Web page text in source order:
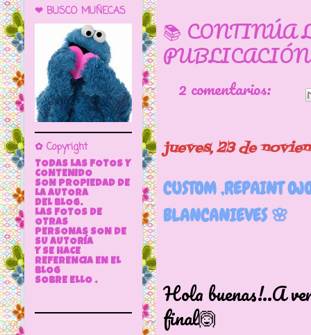
📚 CONTINÚA
2 comentarios:
jueves, 23 de
CUSTOM ,REPAINT
BLANCANIEVES 🌸
Hola buenas!..A
final🙆
❤ BUSCO MUÑECAS
✿ Copyright
TODAS LAS FOTOS Y
CONTENIDO
SON PROPIEDAD DE
LA AUTORA
DEL BLOG.
LAS FOTOS DE
OTRAS
PERSONAS SON DE
SU AUTORÍA
Y SE HACE
REFERENCIA EN EL
BLOG
SOBRE ELLO .